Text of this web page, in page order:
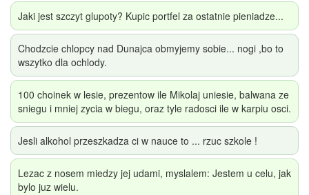
Jaki jest szczyt glupoty? Kupic portfel za ostatnie pieniadze...
Chodzcie chlopcy nad Dunajca obmyjemy sobie... nogi ,bo to
wszytko dla ochlody.
100 choinek w lesie, prezentow ile Mikolaj uniesie, balwana ze
sniegu i mniej zycia w biegu, oraz tyle radosci ile w karpiu osci.
Jesli alkohol przeszkadza ci w nauce to ... rzuc szkole !
Lezac z nosem miedzy jej udami, myslalem: Jestem u celu, jak
bylo juz wielu.